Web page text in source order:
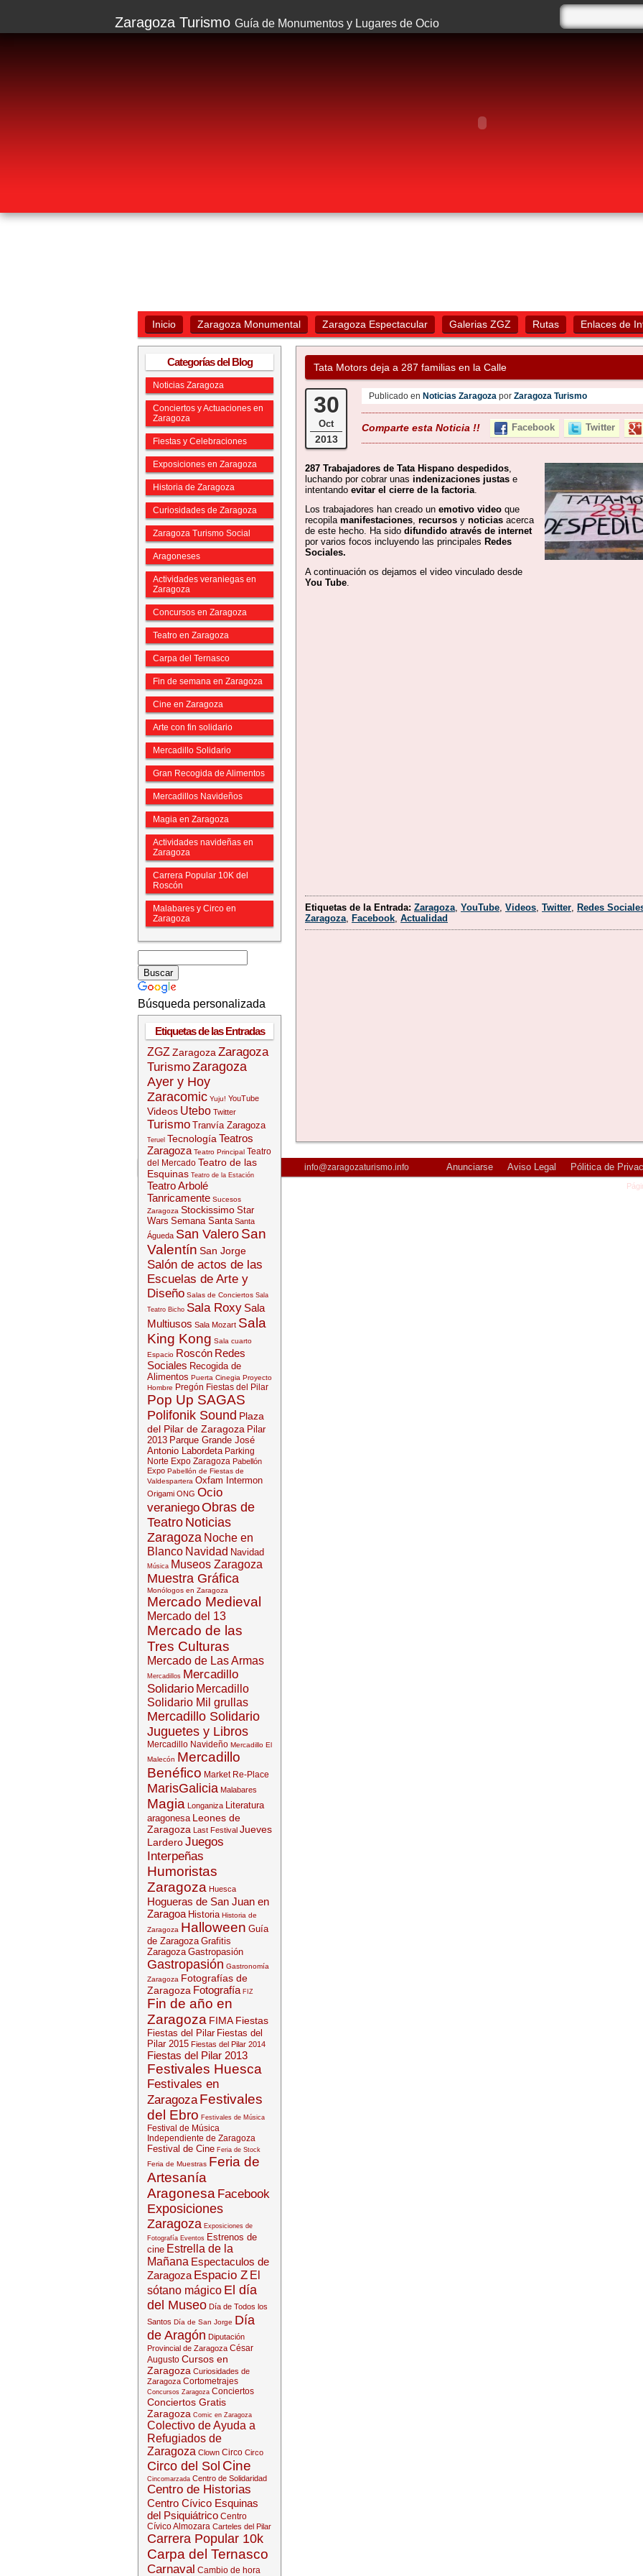
Zaragoza Turismo Guía de Monumentos y Lugares de Ocio
Inicio Zaragoza Monumental Zaragoza Espectacular Galerias ZGZ Rutas Enlaces de
Categorías del Blog
Noticias Zaragoza
Conciertos y Actuaciones en
Zaragoza
Fiestas y Celebraciones
Exposiciones en Zaragoza
Historia de Zaragoza
Curiosidades de Zaragoza
Zaragoza Turismo Social
Aragoneses
Actividades veraniegas en
Zaragoza
Concursos en Zaragoza
Teatro en Zaragoza
Carpa del Ternasco
Fin de semana en Zaragoza
Cine en Zaragoza
Arte con fin solidario
Mercadillo Solidario
Gran Recogida de Alimentos
Mercadillos Navideños
Magia en Zaragoza
Actividades navideñas en
Zaragoza
Carrera Popular 10K del
Roscón
Malabares y Circo en
Zaragoza
Búsqueda personalizada
Etiquetas de las Entradas
ZGZ Zaragoza Zaragoza
TurismoZaragoza
Ayer y Hoy
Zaracomic Yuju! YouTube
Videos Utebo Twitter
Turismo Tranvía Zaragoza
Teruel Tecnología Teatros
Zaragoza Teatro Principal Teatro
del Mercado Teatro de las
Esquinas Teatro de la Estación
Teatro Arbolé
Tanricamente Sucesos
Zaragoza Stockissimo Star
Wars Semana Santa Santa
Águeda San Valero San
Valentín San Jorge
Salón de actos de las
Escuelas de Arte y
Diseño Salas de Conciertos Sala
Teatro Bicho Sala Roxy Sala
Multiusos Sala Mozart Sala
King Kong Sala cuarto
Espacio Roscón Redes
Sociales Recogida de
Alimentos Puerta Cinegia Proyecto
Hombre Pregón Fiestas del Pilar
Pop Up SAGAS
Polifonik Sound Plaza
del Pilar de Zaragoza Pilar
2013 Parque Grande José
Antonio Labordeta Parking
Norte Expo Zaragoza Pabellón
Expo Pabellón de Fiestas de
Valdespartera Oxfam Intermon
Origami ONG Ocio
veraniegoObras de
Teatro Noticias
Zaragoza Noche en
Blanco Navidad Navidad
Música Museos Zaragoza
Muestra Gráfica
Monólogos en Zaragoza
Mercado Medieval
Mercado del 13
Mercado de las
Tres Culturas
Mercado de Las Armas
Mercadillos Mercadillo
Solidario Mercadillo
Solidario Mil grullas
Mercadillo Solidario
Juguetes y Libros
Mercadillo Navideño Mercadillo El
Malecón Mercadillo
Benéfico Market Re-Place
MarisGalicia Malabares
Magia Longaniza Literatura
aragonesa Leones de
Zaragoza Last Festival Jueves
LarderoJuegos
Interpeñas
Humoristas
Zaragoza Huesca
Hogueras de San Juan en
Zaragoa Historia Historia de
Zaragoza Halloween Guía
de Zaragoza Grafitis
Zaragoza Gastropasión
Gastropasión Gastronomía
Zaragoza Fotografías de
Zaragoza Fotografía FIZ
Fin de año en
Zaragoza FIMA Fiestas
Fiestas del Pilar Fiestas del
Pilar 2015 Fiestas del Pilar 2014
Fiestas del Pilar 2013
Festivales Huesca
Festivales en
Zaragoza Festivales
del Ebro Festivales de Música
Festival de Música
Independiente de Zaragoza
Festival de Cine Feria de Stock
Feria de Muestras Feria de
Artesanía
Aragonesa Facebook
Exposiciones
Zaragoza Exposiciones de
Fotografía Eventos Estrenos de
cine Estrella de la
Mañana Espectaculos de
Zaragoza Espacio Z El
sótano mágico El día
del Museo Día de Todos los
Santos Día de San Jorge Día
de Aragón Diputación
Provincial de Zaragoza César
Augusto Cursos en
Zaragoza Curiosidades de
Zaragoza Cortometrajes
Concursos Zaragoza Conciertos
Conciertos Gratis
Zaragoza Comic en Zaragoza
Colectivo de Ayuda a
Refugiados de
Zaragoza Clown Circo Circo
Circo del Sol Cine
Cincomarzada Centro de Solidaridad
Centro de Historias
Centro Cívico Esquinas
del Psiquiátrico Centro
Cívico Almozara Carteles del Pilar
Carrera Popular 10k
Carpa del Ternasco
Carnaval Cambio de hora
Tata Motors deja a 287 familias en la Calle
30
Oct
2013
Publicado en Noticias Zaragoza por Zaragoza Turismo
Comparte esta Noticia !! Facebook Twitter
287 Trabajadores de Tata Hispano despedidos,
luchando por cobrar unas indenizaciones justas e
intentando evitar el cierre de la factoria.
Los trabajadores han creado un emotivo video que
recopila manifestaciones, recursos y noticias acerca
de este hecho. Ha sido difundido através de internet
por varios focos incluyendo las principales Redes
Sociales.
A continuación os dejamos el video vinculado desde
You Tube.
Etiquetas de la Entrada: Zaragoza, YouTube, Videos, Twitter, Redes
Zaragoza, Facebook, Actualidad
info@zaragozaturismo.info Anunciarse Aviso Legal Pólitica de